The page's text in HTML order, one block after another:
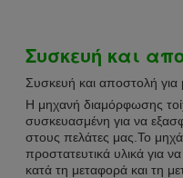
Συσκευή και
Συσκευή και αποστολή
Η μηχανή διαμόρφωσης
συσκευασμένη για να
στους πελάτες μας.Το
προστατευτικά υλικά για
κατά τη μεταφορά και τη